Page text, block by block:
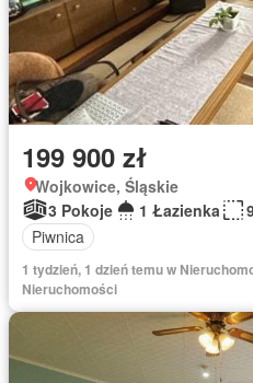
199 900 zł
Wojkowice, Śląskie
3 Pokoje
1 Łazienka
Piwnica
1 tydzień, 1 dzień temu w
Nieruchomości